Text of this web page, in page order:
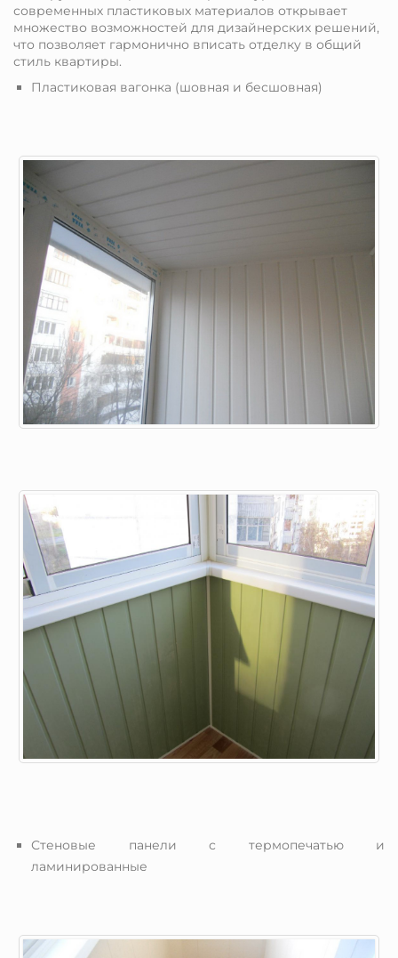
современных пластиковых материалов открывает
множество возможностей для дизайнерских решений,
что позволяет гармонично вписать отделку в общий
стиль квартиры.
Пластиковая вагонка (шовная и бесшовная)
Стеновые панели с термопечатью и
ламинированные